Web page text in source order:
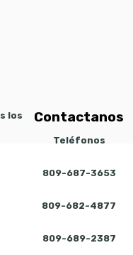
Contactanos
Teléfonos
809-687-3653
809-682-4877
809-689-2387
los